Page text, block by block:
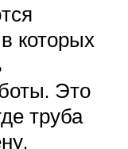
которых
Это
труба